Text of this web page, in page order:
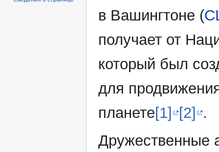
в Вашингтоне (
получает от
который был
для
планете[1] [2] .
Дружественные